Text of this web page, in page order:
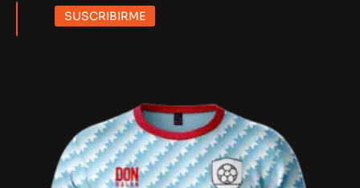
Añadir Al Carrito